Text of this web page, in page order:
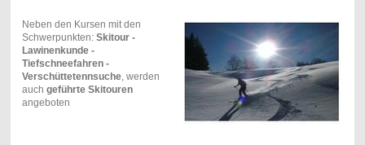
Neben den Kursen mit den
Schwerpunkten: Skitour -
Lawinenkunde -
Tiefschneefahren -
Verschüttetennsuche, werden
auch geführte Skitouren
angeboten